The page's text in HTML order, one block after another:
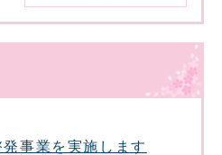
事業を実施します